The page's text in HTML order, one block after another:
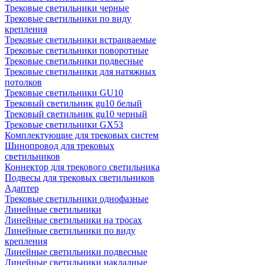
Трековые светильники черные
Трековые светильники по виду
крепления
Трековые светильники встраиваемые
Трековые светильники поворотные
Трековые светильники подвесные
Трековые светильники для натяжных
потолков
Трековые светильники GU10
Трековый светильник gu10 белый
Трековый светильник gu10 черный
Трековые светильники GX53
Комплектующие для трековых систем
Шинопровод для трековых
светильников
Коннектор для трекового светильника
Подвесы для трековых светильников
Адаптер
Трековые светильники однофазные
Линейные светильники
Линейные светильники на тросах
Линейные светильники по виду
крепления
Линейные светильники подвесные
Линейные светильники накладные